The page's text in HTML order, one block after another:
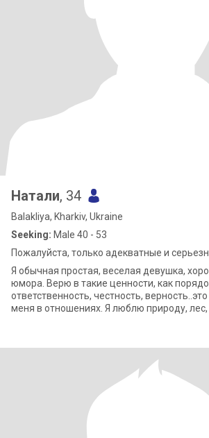
Натали, 34
Balakliya, Kharkiv, Ukraine
Seeking: Male 40 - 53
Пожалуйста, только адекватные и
Я обычная простая, веселая девушка, хорошим чувством
юмора. Верю в такие ценности, как
ответственность, честность,
меня в отношениях. Я люблю природу, лес,